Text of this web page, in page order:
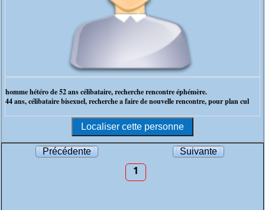
homme hétéro de 52 ans célibataire, recherche rencontre éphémère.
44 ans, célibataire bisexuel, recherche a faire de nouvelle rencontre, pour plan cul
Précédente Suivante
1